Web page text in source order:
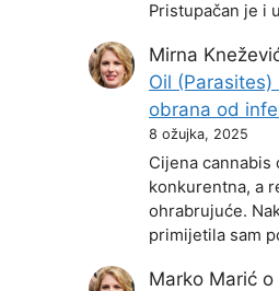
Pristupačan je i
Mirna
Oil
obrana od
8 ožujka, 2025
Cijena cannabis
konkurentna, a
ohrabrujuće.
primijetila sam
Marko Marić o